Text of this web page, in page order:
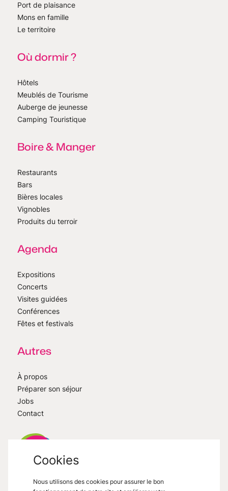
Port de plaisance
Mons en famille
Le territoire
Où dormir ?
Hôtels
Meublés de Tourisme
Auberge de jeunesse
Camping Touristique
Boire & Manger
Restaurants
Bars
Bières locales
Vignobles
Produits du terroir
Agenda
Expositions
Concerts
Visites guidées
Conférences
Fêtes et festivals
Autres
À propos
Préparer son séjour
Jobs
Contact
VisitMons2026- All right reserved
Cookies
Nous utilisons des cookies pour assurer le bon